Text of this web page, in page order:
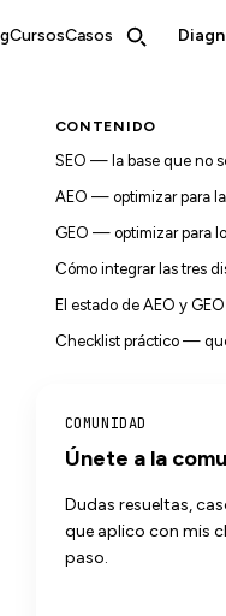
CursosCasos
CONTENIDO
SEO — la base que no
AEO — optimizar para
GEO — optimizar para
Cómo integrar las tres
El estado de AEO y
Checklist práctico —
COMUNIDAD
Únete a la
Dudas resueltas,
que aplico con mis
paso.